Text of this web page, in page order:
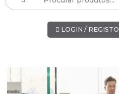
LOGIN / REGISTO